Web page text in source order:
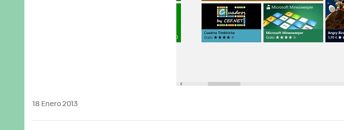
18 Enero 2013